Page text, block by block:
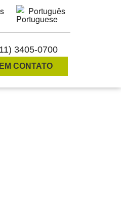
Português
3405-0700
CONTATO